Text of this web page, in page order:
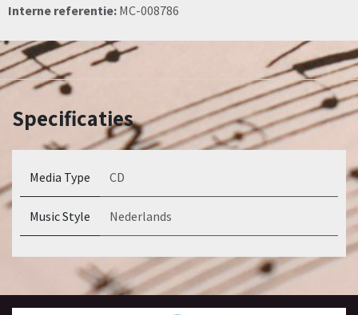
Interne referentie: MC-008786
Specificaties
Media Type CD
Music Style Nederlands